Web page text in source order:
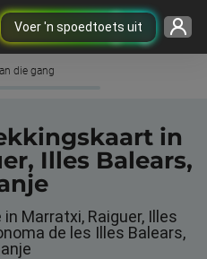
Voer 'n spoedtoets uit
die gang
in
Illes Balears,
Marratxi, Raiguer, Illes
de les Illes Balears,